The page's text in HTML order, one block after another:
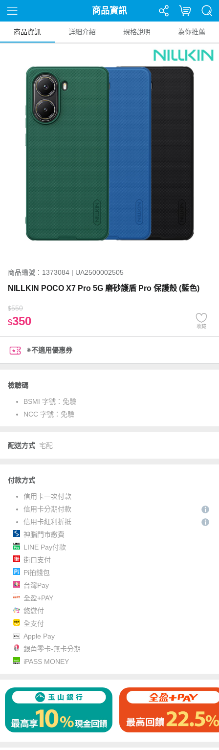
商品資訊
商品資訊 詳細介紹 規格說明 為你推薦
商品編號：1373084 | UA2500002505
NILLKIN POCO X7 Pro 5G 磨砂護盾 Pro 保護殼 (藍色)
$550
$350 收藏
※不適用優惠券
檢驗碼
BSMI 字號： 免驗
NCC 字號： 免驗
配送方式 宅配
付款方式
信用卡一次付款
信用卡分期付款
信用卡紅利折抵
神腦門市繳費
LINE Pay付款
街口支付
Pi拍錢包
台灣Pay
全盈+PAY
悠遊付
全支付
Apple Pay
銀角零卡-無卡分期
iPASS MONEY